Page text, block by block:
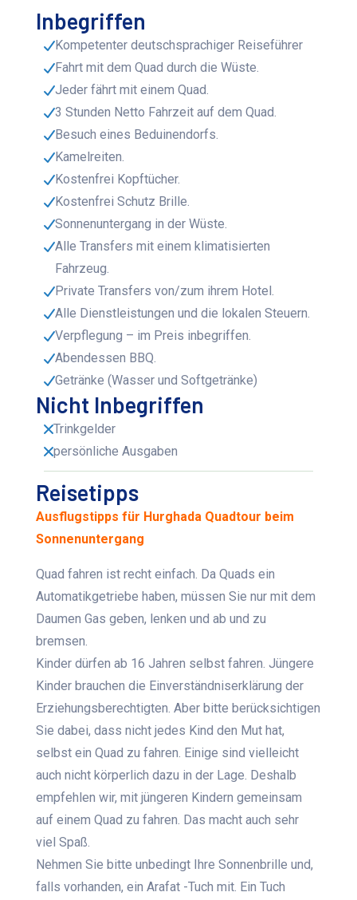
Inbegriffen
Kompetenter deutschsprachiger Reiseführer
Fahrt mit dem Quad durch die Wüste.
Jeder fährt mit einem Quad.
3 Stunden Netto Fahrzeit auf dem Quad.
Besuch eines Beduinendorfs.
Kamelreiten.
Kostenfrei Kopftücher.
Kostenfrei Schutz Brille.
Sonnenuntergang in der Wüste.
Alle Transfers mit einem klimatisierten
Fahrzeug.
Private Transfers von/zum ihrem Hotel.
Alle Dienstleistungen und die lokalen Steuern.
Verpflegung – im Preis inbegriffen.
Abendessen BBQ.
Getränke (Wasser und Softgetränke)
Nicht Inbegriffen
Trinkgelder
persönliche Ausgaben
Reisetipps
Ausflugstipps für Hurghada Quadtour beim
Sonnenuntergang
Quad fahren ist recht einfach. Da Quads ein
Automatikgetriebe haben, müssen Sie nur mit dem
Daumen Gas geben, lenken und ab und zu
bremsen.
Kinder dürfen ab 16 Jahren selbst fahren. Jüngere
Kinder brauchen die Einverständniserklärung der
Erziehungsberechtigten. Aber bitte berücksichtigen
Sie dabei, dass nicht jedes Kind den Mut hat,
selbst ein Quad zu fahren. Einige sind vielleicht
auch nicht körperlich dazu in der Lage. Deshalb
empfehlen wir, mit jüngeren Kindern gemeinsam
auf einem Quad zu fahren. Das macht auch sehr
viel Spaß.
Nehmen Sie bitte unbedingt Ihre Sonnenbrille und,
falls vorhanden, ein Arafat -Tuch mit. Ein Tuch